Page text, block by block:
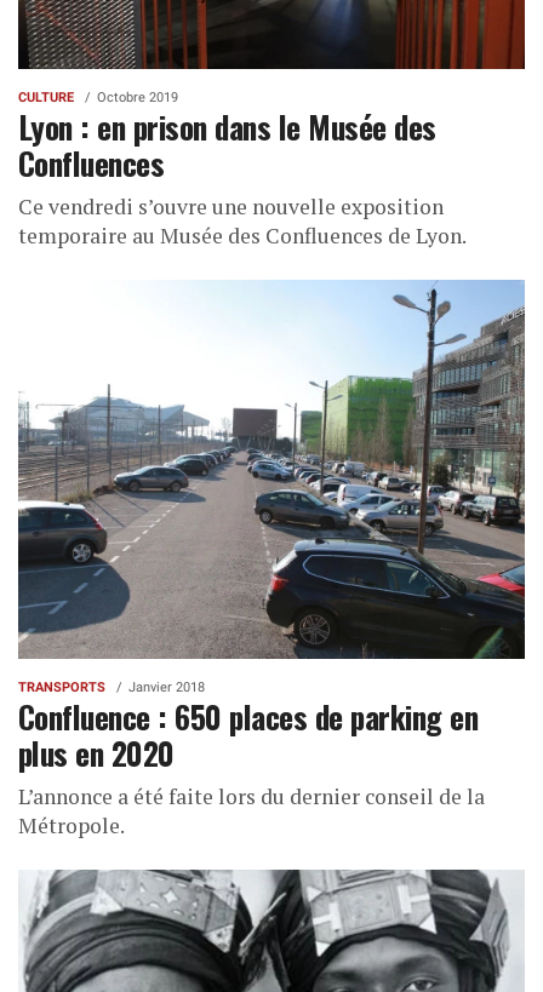
CULTURE Octobre 2019
Lyon : en prison dans le Musée des
Confluences
Ce vendredi s’ouvre une nouvelle exposition
temporaire au Musée des Confluences de Lyon.
TRANSPORTS Janvier 2018
Confluence : 650 places de parking en
plus en 2020
L’annonce a été faite lors du dernier conseil de la
Métropole.